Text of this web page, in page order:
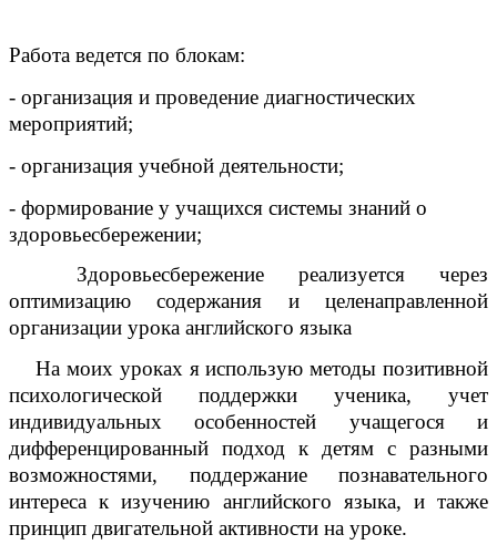
Работа ведется по блокам:
- организация и проведение диагностических
мероприятий;
- организация учебной деятельности;
- формирование у учащихся системы знаний о
здоровьесбережении;
Здоровьесбережение реализуется через
оптимизацию содержания и целенаправленной
организации урока английского языка
На моих уроках я использую методы позитивной
психологической поддержки ученика, учет
индивидуальных особенностей учащегося и
дифференцированный подход к детям с разными
возможностями, поддержание познавательного
интереса к изучению английского языка, и также
принцип двигательной активности на уроке.